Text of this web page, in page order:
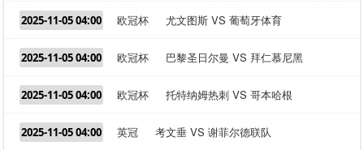
2025-11-05 04:00 欧冠杯 尤文图斯 VS 葡萄牙体育
2025-11-05 04:00 欧冠杯 巴黎圣日尔曼 VS 拜仁慕尼黑
2025-11-05 04:00 欧冠杯 托特纳姆热刺 VS 哥本哈根
2025-11-05 04:00 英冠 考文垂 VS 谢菲尔德联队